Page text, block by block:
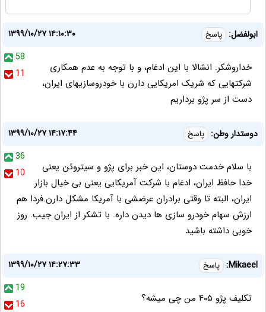
ابولفضل: پاسخ
۱۳۹۹/۱۰/۲۷ ۱۴:۱۰:۳۰
58
11
خداروشکر. انشالا با این ادغام، و با توجه به عدم همکاری
شرکتهایی که شریک امریکایی دارن با خودروسازیهای ایران،
دست از سر پژو برداریم
دوستدار وطن: پاسخ
۱۳۹۹/۱۰/۲۷ ۱۴:۱۷:۴۴
36
10
با سلام خدمت دوستان، این خبر برای پژو و سیتروئن یعنی
خدا حافظ ایران، ادغام با شرکت آمریکایی یعنی بی خیال بازار
ایران، البته تا وقتی برادران عرضشی با آمریکا مشکل دارن.فردا هم
ارزش سهام خودرو سازی ها دیدن داره. با تشکر از ایران جیب. روز
خوبی داشته باشید
Mikaeel: پاسخ
۱۳۹۹/۱۰/۲۷ ۱۴:۲۷:۳۳
19
16
تکلیف پژو ۴۰۵ من چی میشه؟